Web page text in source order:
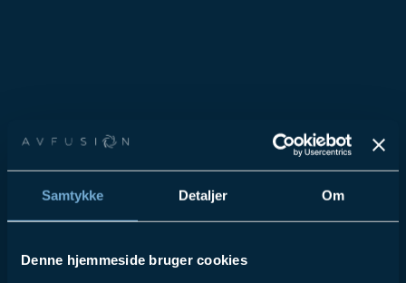
Samtykke Detaljer Om
Denne hjemmeside bruger cookies